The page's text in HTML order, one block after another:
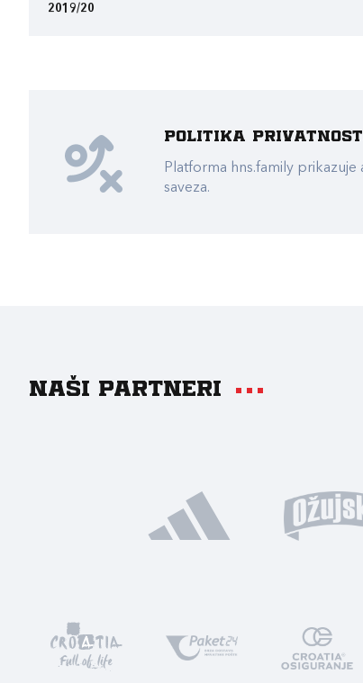
2019/20
Politika
Platforma hns.family
saveza.
Naši partneri